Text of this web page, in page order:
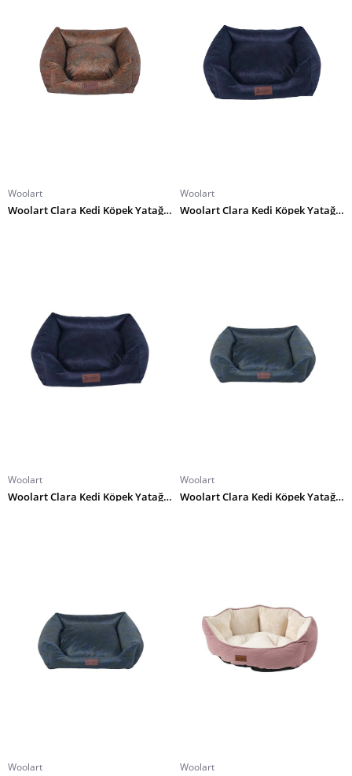
Woolart
Woolart Clara Kedi Köpek Yatağı M Sarı
Woolart
Woolart Clara Kedi Köpek Yatağı L Lacivert
Woolart
Woolart Clara Kedi Köpek Yatağı M Lacivert
Woolart
Woolart Clara Kedi Köpek Yatağı L Yeşil
Woolart Woolart